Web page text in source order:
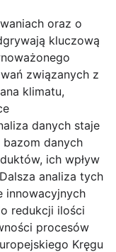
oraz o
kluczową
związanych z
klimatu,
danych staje
danych
ich wpływ
analiza tych
innowacyjnych
redukcji ilości
procesów
Kręgu